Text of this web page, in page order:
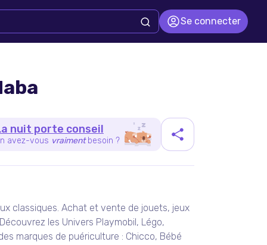
Se connecter
nuit porte conseil
avez-vous vraiment besoin ?
classiques. Achat et vente de jouets, jeux
les Univers Playmobil, Légo,
marques de puériculture : Chicco, Bébé